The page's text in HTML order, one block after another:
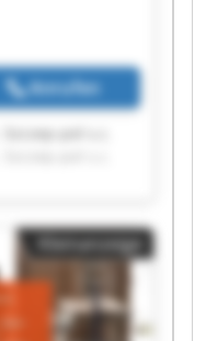
Anrufen
pol s.c.
pol s.c.
pol s.c.
Kleinanzeige